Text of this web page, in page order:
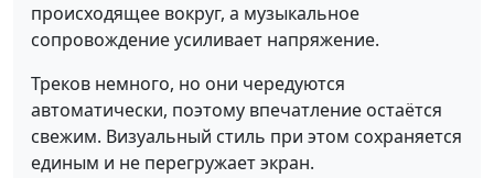
происходящее вокруг, а музыкальное
сопровождение усиливает напряжение.
Треков немного, но они чередуются
автоматически, поэтому впечатление остаётся
свежим. Визуальный стиль при этом сохраняется
единым и не перегружает экран.